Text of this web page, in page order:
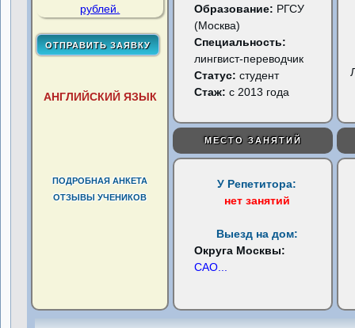
АНГЛИЙСКИЙ ЯЗЫК
ПОДРОБНАЯ АНКЕТА
ОТЗЫВЫ УЧЕНИКОВ
Образование: РГСУ
(Москва)
Специальность:
лингвист-переводчик
Статус:студент
Стаж: с 2013 года
МЕСТО ЗАНЯТИЙ
У Репетитора:
нет занятий
Выезд на дом:
Округа Москвы:
САО